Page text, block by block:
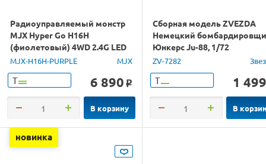
Радиоуправляемый монстр
MJX Hyper Go H16H
(фиолетовый) 4WD 2.4G LED
GPS 1/16 RTR
MJX-H16H-PURPLE MJX
Т 6 890 o
В корзину
Сборная модель ZVEZDA
Немецкий
Юнкерс Ju-88, 1/72
ZV-7282
Т 1 499
В
новинка